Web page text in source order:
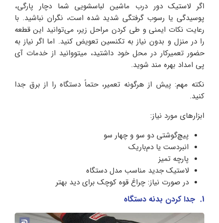
اگر لاستیک دور درب ماشین لباسشویی شما دچار پارگی،
پوسیدگی یا رسوب‌ گرفتگی شدید شده است، نگران نباشید. با
رعایت نکات ایمنی و طی کردن مراحل زیر، می‌توانید این قطعه
را در منزل و بدون نیاز به تکنسین تعویض کنید. اما اگر نیاز به
حضور تعمیرکار در محل خود داشتید، میتووانید از خدمات آی
پی امداد بهره مند شوید.
نکته مهم: پیش از هرگونه تعمیر، حتماً دستگاه را از برق جدا
کنید.
ابزارهای مورد نیاز:
پیچ‌گوشتی دو سو و چهار سو
انبردست یا دم‌باریک
پارچه تمیز
لاستیک جدید مناسب مدل دستگاه
در صورت نیاز: چراغ قوه کوچک برای دید بهتر
1. جدا کردن بدنه دستگاه